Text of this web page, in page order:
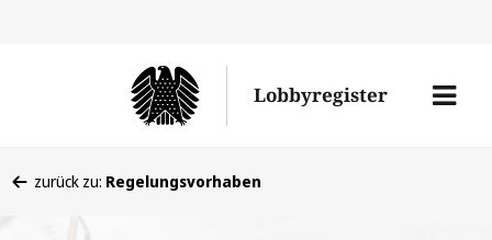
Lobbyregister
Menü
befinden
zurück zu: Regelungsvorhaben